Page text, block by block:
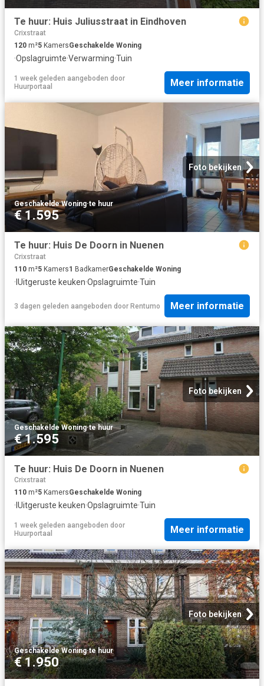
Te huur: Huis Juliusstraat in Eindhoven
Crixstraat
120 m²5 KamersGeschakelde Woning
·Opslagruimte·Verwarming·Tuin
1 week geleden aangeboden door
Huurportaal
Meer informatie
Foto bekijken
Geschakelde Woning·te huur
€ 1.595
Te huur: Huis De Doorn in Nuenen
Crixstraat
110 m²5 Kamers1 BadkamerGeschakelde Woning
· IUitgeruste keuken·Opslagruimte·Tuin
3 dagen geleden aangeboden door Rentumo Meer informatie
Foto bekijken
Geschakelde Woning·te huur
€ 1.595
Te huur: Huis De Doorn in Nuenen
Crixstraat
110 m²5 KamersGeschakelde Woning
· IUitgeruste keuken·Opslagruimte·Tuin
1 week geleden aangeboden door
Huurportaal
Meer informatie
Foto bekijken
Geschakelde Woning·te huur
€ 1.950